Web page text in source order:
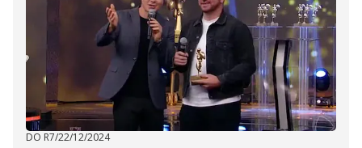
DO R7/22/12/2024